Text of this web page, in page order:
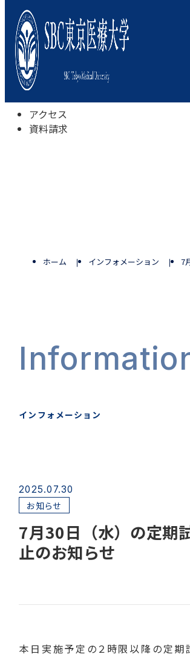
本学について
学びの特色
学部・学科
キャンパスライフ
入試情報
受験相談会
アクセス
資料請求
インフォメーション
ホーム インフォメーション 7
2025.07.30
お知らせ
7月30日（水）の定期
止のお知らせ
本日実施予定の２時限以降の定期